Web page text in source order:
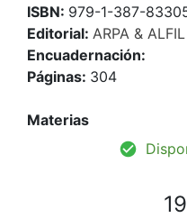
ISBN: 979-1-387-
Editorial: ARPA &
Encuadernación:
Páginas: 304
Materias